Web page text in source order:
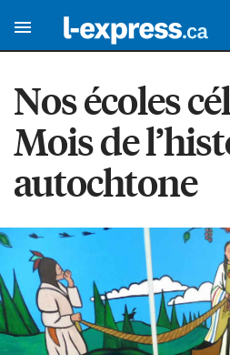
Nos écoles
Mois de
autochtone